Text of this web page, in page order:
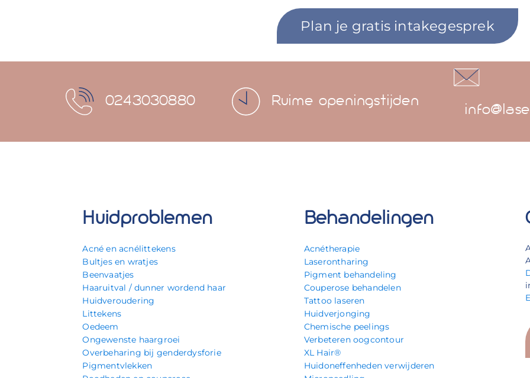
Plan je gratis intakegesprek
0243030880 Ruime openingstijden
Huidproblemen
Acné en acnélittekens
Bultjes en wratjes
Beenvaatjes
Haaruitval / dunner wordend haar
Huidveroudering
Littekens
Oedeem
Ongewenste haargroei
Overbeharing bij genderdysforie
Pigmentvlekken
Behandelingen
Acnétherapie
Laserontharing
Pigment behandeling
Couperose behandelen
Tattoo laseren
Huidverjonging
Chemische peelings
Verbeteren oogcontour
XL Hair®
Huidoneffenheden verwijderen